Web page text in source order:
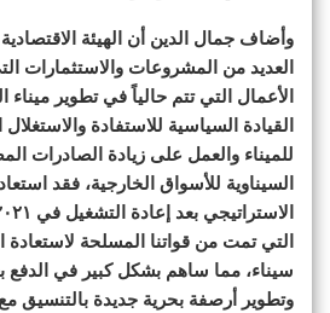
وأضاف جمال الدين أن الهيئة
العديد من المشروعات والاستثمارات
الأعمال التي تتم حالياً في تطوير ميناء
القيادة السياسية للاستفادة والاستغلال
للميناء والعمل على زيادة الصادرات
السيناوية للأسواق الخارجية، فقد
التي تمت من قواتنا المسلحة لاستعادة
سيناء، مما ساهم بشكل كبير في الدفع
وتطوير أرصفة بحرية جديدة بالتنسيق مع